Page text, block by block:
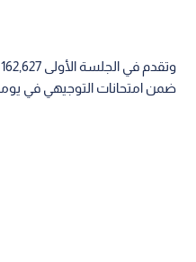
ضمن امتحانات التوجيهي في